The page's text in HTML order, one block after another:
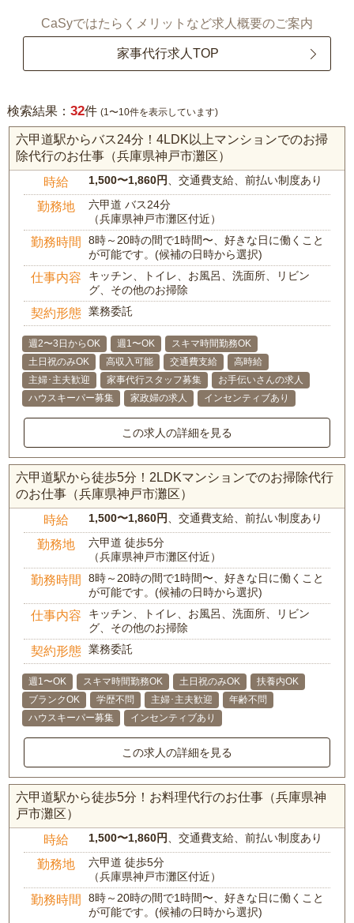
CaSyではたらくメリットなど求人概要のご案内
家事代行求人TOP
検索結果： 32件 (1〜10件を表示しています)
六甲道駅からバス24分！4LDK以上マンションでのお掃
除代行のお仕事（兵庫県神戸市灘区）
時給 1,500〜1,860円 、交通費支給、前払い制度あり
勤務地
六甲道 バス24分
（兵庫県神戸市灘区付近）
勤務時間
8時～20時の間で1時間〜、好きな日に働くこと
が可能です。(候補の日時から選択)
仕事内容
キッチン、トイレ、お風呂、洗面所、リビン
グ、その他のお掃除
契約形態 業務委託
週2〜3日からOK 週1〜OK
スキマ時間勤務OK
土日祝のみOK
高収入可能 交通費支給
高時給
主婦･主夫歓迎
家事代行スタッフ募集
お手伝いさんの求人
ハウスキーパー募集
家政婦の求人 インセンティブあり
この求人の詳細を見る
六甲道駅から徒歩5分！2LDKマンションでのお掃除代行
のお仕事（兵庫県神戸市灘区）
時給 1,500〜1,860円 、交通費支給、前払い制度あり
勤務地
六甲道 徒歩5分
（兵庫県神戸市灘区付近）
勤務時間
8時～20時の間で1時間〜、好きな日に働くこと
が可能です。(候補の日時から選択)
仕事内容
キッチン、トイレ、お風呂、洗面所、リビン
グ、その他のお掃除
契約形態 業務委託
週1〜OK スキマ時間勤務OK 土日祝のみOK
扶養内OK
ブランクOK
学歴不問 主婦･主夫歓迎
年齢不問
ハウスキーパー募集
インセンティブあり
この求人の詳細を見る
六甲道駅から徒歩5分！お料理代行のお仕事（兵庫県神
戸市灘区）
時給 1,500〜1,860円 、交通費支給、前払い制度あり
勤務地
六甲道 徒歩5分
（兵庫県神戸市灘区付近）
勤務時間
8時～20時の間で1時間〜、好きな日に働くこと
が可能です。(候補の日時から選択)